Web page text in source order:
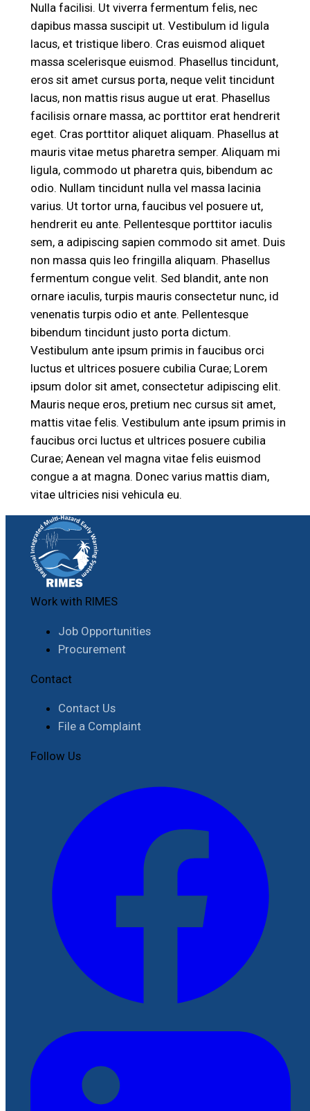
Nulla facilisi. Ut viverra fermentum felis, nec
dapibus massa suscipit ut. Vestibulum id ligula
lacus, et tristique libero. Cras euismod aliquet
massa scelerisque euismod. Phasellus tincidunt,
eros sit amet cursus porta, neque velit tincidunt
lacus, non mattis risus augue ut erat. Phasellus
facilisis ornare massa, ac porttitor erat hendrerit
eget. Cras porttitor aliquet aliquam. Phasellus at
mauris vitae metus pharetra semper. Aliquam mi
ligula, commodo ut pharetra quis, bibendum ac
odio. Nullam tincidunt nulla vel massa lacinia
varius. Ut tortor urna, faucibus vel posuere ut,
hendrerit eu ante. Pellentesque porttitor iaculis
sem, a adipiscing sapien commodo sit amet. Duis
non massa quis leo fringilla aliquam. Phasellus
fermentum congue velit. Sed blandit, ante non
ornare iaculis, turpis mauris consectetur nunc, id
venenatis turpis odio et ante. Pellentesque
bibendum tincidunt justo porta dictum.
Vestibulum ante ipsum primis in faucibus orci
luctus et ultrices posuere cubilia Curae; Lorem
ipsum dolor sit amet, consectetur adipiscing elit.
Mauris neque eros, pretium nec cursus sit amet,
mattis vitae felis. Vestibulum ante ipsum primis in
faucibus orci luctus et ultrices posuere cubilia
Curae; Aenean vel magna vitae felis euismod
congue a at magna. Donec varius mattis diam,
vitae ultricies nisi vehicula eu.
Work with RIMES
Job Opportunities
Procurement
Contact
Contact Us
File a Complaint
Follow Us